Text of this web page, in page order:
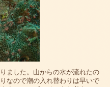
ました。山からの水が流れたの
なので潮の入れ替わりは早いで